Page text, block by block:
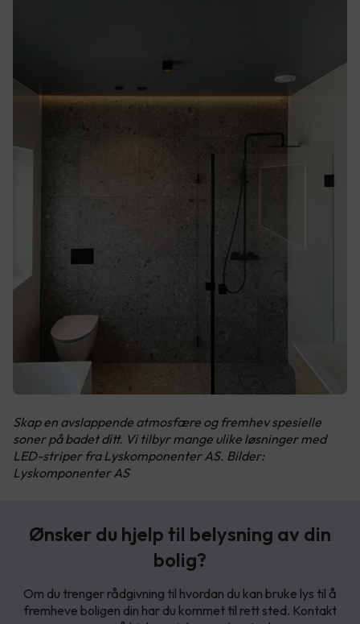
Skap en avslappende atmosfære og fremhev spesielle
soner på badet ditt. Vi tilbyr mange ulike løsninger med
LED-striper fra Lyskomponenter AS. Bilder:
Lyskomponenter AS
Ønsker du hjelp til belysning av din
bolig?
Om du trenger rådgivning til hvordan du kan bruke lys til å
fremheve boligen din har du kommet til rett sted. Kontakt